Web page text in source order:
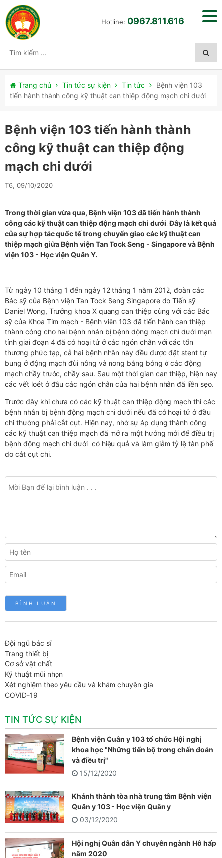
Hotline: 0967.811.616
Trang chủ Tin tức sự kiện Tin tức
Bệnh viện 103
tiến hành thành công kỹ thuật can thiệp động mạch chi dưới
Bệnh viện 103 tiến hành thành
công kỹ thuật can thiệp động
mạch chi dưới
T6, 09/10/2020
Trong thời gian vừa qua, Bệnh viện 103 đã tiến hành thành
công các kỹ thuật can thiệp động mạch chi dưới. Đây là kết quả
của sự hợp tác quốc tế trong chuyển giao các kỹ thuật can
thiệp mạch giữa Bệnh viện Tan Tock Seng - Singapore và Bệnh
viện 103 - Học viện Quân Y.
Từ ngày 10 tháng 1 đến ngày 12 tháng 1 năm 2012, đoàn các
Bác sỹ của Bệnh viện Tan Tock Seng Singapore do Tiến sỹ
Daniel Wong, Trưởng khoa X quang can thiệp cùng với các Bác
sỹ của Khoa Tim mạch - Bệnh viện 103 đã tiến hành can thiệp
thành công cho hai bệnh nhân bị bệnh động mạch chi dưới mạn
tính giai đoạn 4 đã có hoại tử ở các ngón chân với các tổn
thương phức tạp, cả hai bệnh nhân này đều được đặt stent tự
bung ở động mạch đùi nông và nong bằng bóng ở các động
mạch chầy trước, chầy sau. Sau một thời gian can thiệp, hiện nay
các vết loét ở đầu các ngón chân của hai bệnh nhân đã liền sẹo.
Trước đây khi chưa có các kỹ thuật can thiệp động mạch thì các
bệnh nhân bị bệnh động mạch chi dưới nếu đã có hoại tử ở đầu
chi thường phải cắt cụt. Hiện nay, nhờ sự áp dụng thành công
các kỹ thuật can thiệp mạch đã mở ra một hướng mới để điều trị
bệnh động mạch chi dưới có hiệu quả và làm giảm tỷ lệ tàn phế
do cắt cụt chi.
Đội ngũ bác sĩ
Trang thiết bị
Cơ sở vật chất
Kỹ thuật mũi nhọn
Xét nghiệm theo yêu cầu và khám chuyên gia
COVID-19
TIN TỨC SỰ KIỆN
Bệnh viện Quân y 103 tổ chức Hội nghị
khoa học "Những tiến bộ trong chẩn đoán
và điều trị"
15/12/2020
Khánh thành tòa nhà trung tâm Bệnh viện
Quân y 103 - Học viện Quân y
03/12/2020
Hội nghị Quân dân Y chuyên ngành Hô hấp
năm 2020